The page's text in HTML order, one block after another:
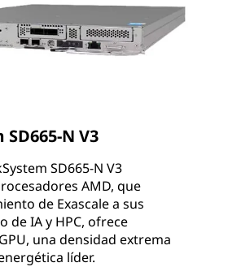
N V3
SD665-N V3
AMD, que
de Exascale a sus
de IA y HPC, ofrece
una densidad extrema
líder.